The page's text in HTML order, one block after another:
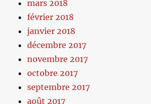
mars 2018
février 2018
janvier 2018
décembre 2017
novembre 2017
octobre 2017
septembre 2017
août 2017